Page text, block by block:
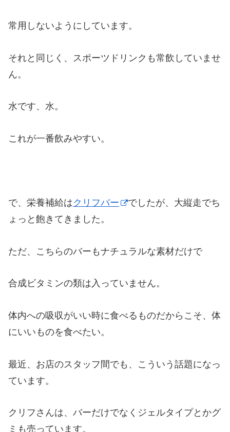
常用しないようにしています。
それと同じく、スポーツドリンクも常飲していませ
ん。
水です、水。
これが一番飲みやすい。
で、栄養補給はクリフバー
でしたが、大縦走でち
ょっと飽きてきました。
ただ、こちらのバーもナチュラルな素材だけで
合成ビタミンの類は入っていません。
体内への吸収がいい時に食べるものだからこそ、体
にいいものを食べたい。
最近、お店のスタッフ間でも、こういう話題になっ
ています。
クリフさんは、バーだけでなくジェルタイプとかグ
ミも売っています。